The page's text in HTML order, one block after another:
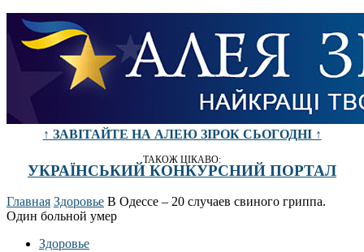
↑ ЗАВІТАЙТЕ НА АЛЕЮ ЗІРОК СЬОГОДНІ ↑
ТАКОЖ ЦІКАВО:
УКРАЇНСЬКИЙ КОНКУРСНИЙ ПОРТАЛ
Главная Здоровье В Одессе – 20 случаев свиного гриппа.
Один больной умер
Здоровье